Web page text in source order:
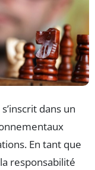
dans un
En tant que
responsabilité